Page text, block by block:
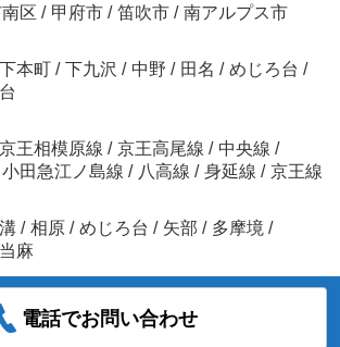
区 / 甲府市 / 笛吹市 / 南アルプス市
本町 / 下九沢 / 中野 / 田名 / めじろ台 /
京王相模原線 / 京王高尾線 / 中央線 /
小田急江ノ島線 / 八高線 / 身延線 / 京王線
溝 / 相原 / めじろ台 / 矢部 / 多摩境 /
麻
電話でお問い合わせ